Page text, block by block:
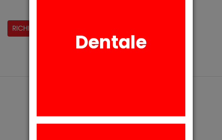
RICHIESTA INFORMAZIONI
Dentale